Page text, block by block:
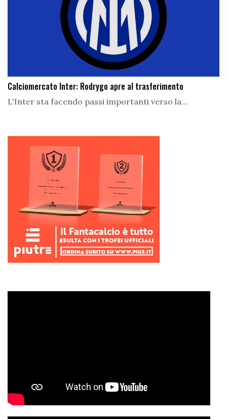
Calciomercato Inter: Rodrygo apre al trasferimento
L'Inter sta facendo passi importanti verso la...